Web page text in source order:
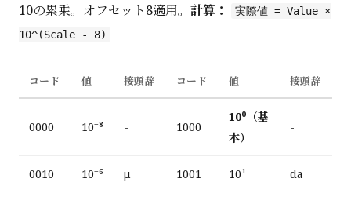
10の累乗。オフセット8適用。 計算：
実際値 = Value ×
10^(Scale - 8)
コード 値 接頭辞 コード 値 接頭辞
0000 10⁻⁸ - 1000
10⁰（基
本）
-
0010 10⁻⁶ μ 1001 10¹ da